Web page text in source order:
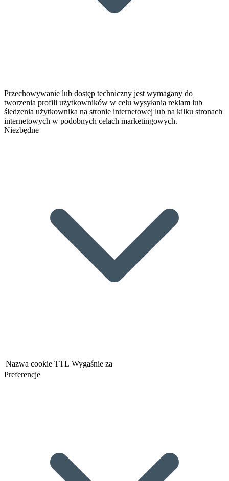
Przechowywanie lub dostęp techniczny jest wymagany do
tworzenia profili użytkowników w celu wysyłania reklam lub
śledzenia użytkownika na stronie internetowej lub na kilku stronach
internetowych w podobnych celach marketingowych.
Niezbędne
Nazwa cookie TTL Wygaśnie za
Preferencje